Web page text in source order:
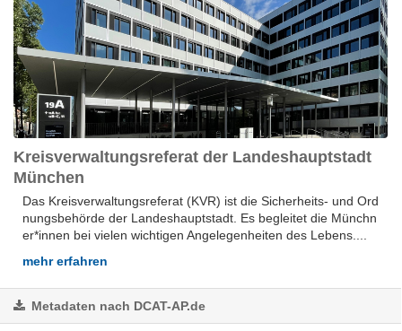
Kreisverwaltungsreferat der Landeshauptstadt
München
Das Kreisverwaltungsreferat (KVR) ist die Sicherheits- und Ord
nungsbehörde der Landeshauptstadt. Es begleitet die Münchn
er*innen bei vielen wichtigen Angelegenheiten des Lebens....
mehr erfahren
Metadaten nach DCAT-AP.de